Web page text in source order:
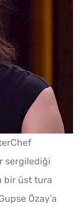
sergilediği
bir üst tura
Özay’a